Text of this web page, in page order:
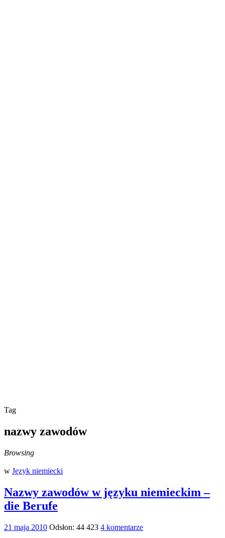
Tag
nazwy zawodów
Browsing
w Język niemiecki
Nazwy zawodów w języku niemieckim –
die Berufe
21 maja 2010 Odsłon: 44 423 4 komentarze